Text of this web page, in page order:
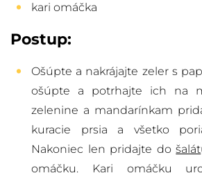
kari omáčka
Postup:
Ošúpte a nakrájajte zeler s
ošúpte a potrhajte ich na
zelenine a mandarínkam
kuracie prsia a všetko
Nakoniec len pridajte došalát
omáčku. Kari omáčku